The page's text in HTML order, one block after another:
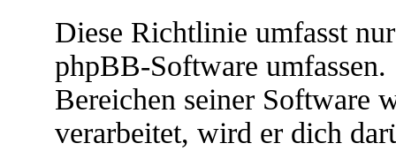
Diese Richtlinie umfasst
phpBB-Software
Bereichen seiner Software
verarbeitet, wird er dich